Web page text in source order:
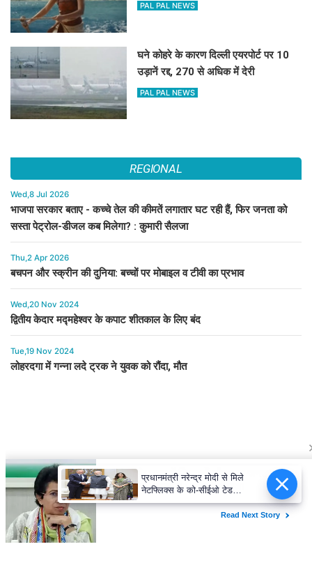
PAL PAL NEWS
घने कोहरे के कारण दिल्ली एयरपोर्ट पर 10
उड़ानें रद्द, 270 से अधिक में देरी
PAL PAL NEWS
REGIONAL
Wed,8 Jul 2026
भाजपा सरकार बताए - कच्चे तेल की कीमतें लगातार घट रही हैं, फिर जनता को
सस्ता पेट्रोल-डीजल कब मिलेगा? : कुमारी सैलजा
Thu,2 Apr 2026
बचपन और स्क्रीन की दुनिया: बच्चों पर मोबाइल व टीवी का प्रभाव
Wed,20 Nov 2024
द्वितीय केदार मद्महेश्वर के कपाट शीतकाल के लिए बंद
Tue,19 Nov 2024
लोहरदगा में गन्ना लदे ट्रक ने युवक को रौंदा, मौत
प्रधानमंत्री नरेन्द्र मोदी से मिले
नेटफ्लिक्स के को-सीईओ टेड
सारंडोस, मनोरंजन क्षेत्र की